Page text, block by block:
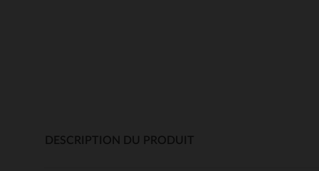
DESCRIPTION DU PRODUIT